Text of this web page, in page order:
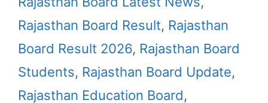
Rajasthan Board Result, Rajasthan
Board Result 2026, Rajasthan Board
Students, Rajasthan Board Update,
Rajasthan Education Board,